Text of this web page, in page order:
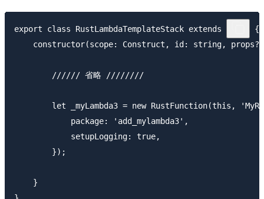
export class RustLambdaTemplateStack extends Stack {
constructor(scope: Construct, id: string,
        ////// 省略 ////////
let _myLambda3 = new RustFunction(this,
            package: 'add_mylambda3',
            setupLogging: true,
        });
    }